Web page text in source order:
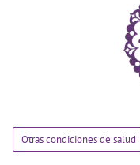
Otras condiciones de salud